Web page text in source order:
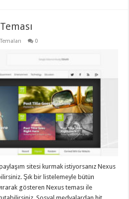
0
sitesi kurmak istiyorsanız Nexus
Şık bir listelemeyle bütün
gösteren Nexus teması ile